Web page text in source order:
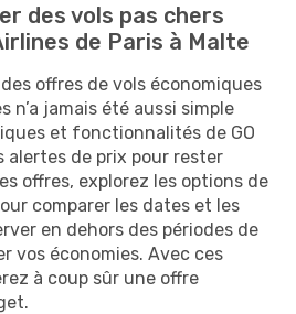
des vols pas chers
de Paris à Malte
offres de vols économiques
n’a jamais été aussi simple
et fonctionnalités de GO
alertes de prix pour rester
offres, explorez les options de
comparer les dates et les
en dehors des périodes de
vos économies. Avec ces
à coup sûr une offre